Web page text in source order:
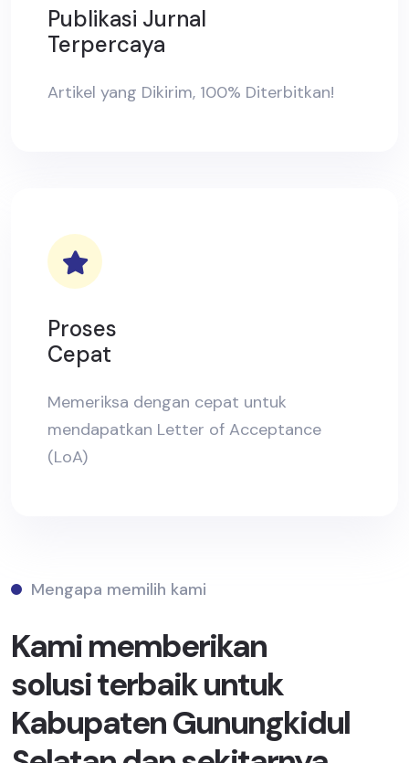
Publikasi Jurnal
Terpercaya
Artikel yang Dikirim, 100% Diterbitkan!
Proses
Cepat
Memeriksa dengan cepat untuk
mendapatkan Letter of Acceptance
(LoA)
Mengapa memilih kami
Kami memberikan
solusi terbaik untuk
Kabupaten Gunungkidul